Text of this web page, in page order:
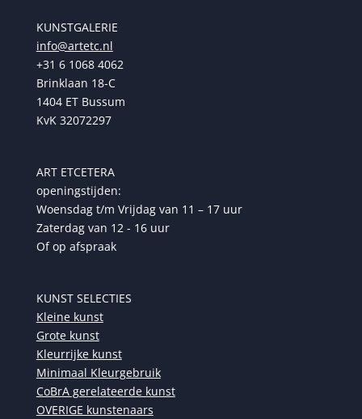
KUNSTGALERIE
info@artetc.nl
+31 6 1068 4062
Brinklaan 18-C
1404 ET Bussum
KvK 32072297
ART ETCETERA
openingstijden:
Woensdag t/m Vrijdag van 11 – 17 uur
Zaterdag van 12 - 16 uur
Of op afspraak
KUNST SELECTIES
Kleine kunst
Grote kunst
Kleurrijke kunst
Minimaal Kleurgebruik
CoBrA gerelateerde kunst
OVERIGE kunstenaars